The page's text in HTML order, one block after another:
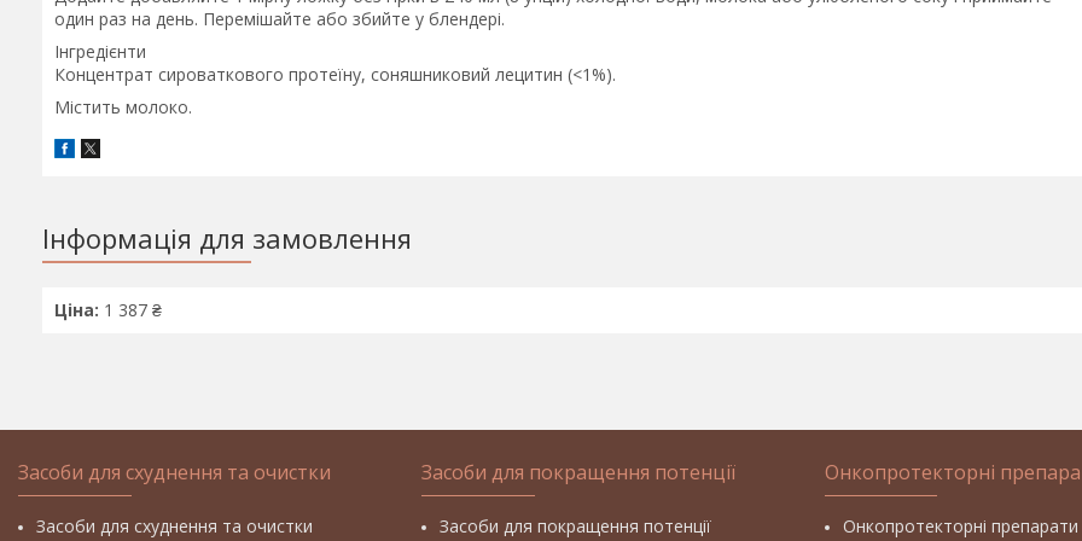
один раз на день. Перемішайте або збийте у блендері.
Інгредієнти
Концентрат сироваткового протеїну, соняшниковий лецитин (<1%).
Містить молоко.
Інформація для замовлення
Ціна: 1 387 ₴
Засоби для схуднення та очистки
Засоби для схуднення та очистки
Засоби для покращення потенції
Засоби для покращення потенції
Онкопротекторні
Онкопротекторні препарати